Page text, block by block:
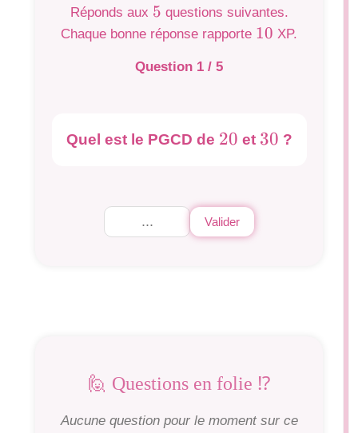
Réponds aux 5
5 questions suivantes.
Chaque bonne réponse rapporte 10
10 XP.
Question 1 / 5
Quel est le PGCD de 20
20 et 30
30 ?
Valider
🙋 Questions en folie ⁉️
Aucune question pour le moment sur ce